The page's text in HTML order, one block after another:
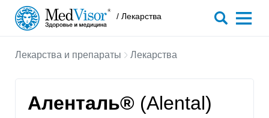
/ Лекарства
Лекарства и препараты Лекарства
Аленталь® (Alental)